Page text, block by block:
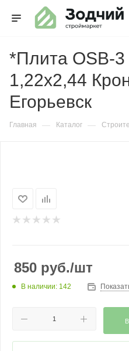
*Плита OSB-
1,22х2,44
Егорьевск
Главная — Каталог —
850 руб./шт
В наличии: 142